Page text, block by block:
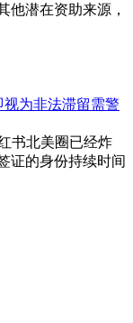
他潜在资助来源，
视为非法滞留需警
书北美圈已经炸
证的身份持续时间